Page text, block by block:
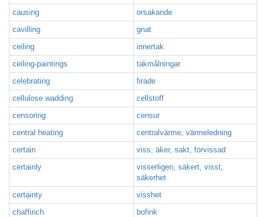
causing
orsakande
cavilling
gnat
ceiling
innertak
ceiling-paintings
takmålningar
celebrating
firade
cellulose wadding
cellstoff
censoring
censur
central heating
centralvärme, värmeledning
certain
viss, äker, sakt, förvissad
certainly
visserligen, säkert, visst,
säkerhet
certainty
visshet
chaffinch
bofink